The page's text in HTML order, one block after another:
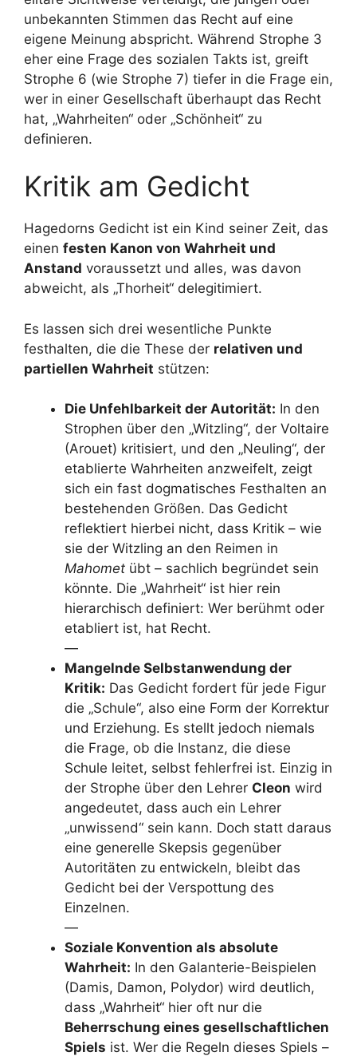
unbekannten Stimmen das Recht auf eine
eigene Meinung abspricht. Während Strophe 3
eher eine Frage des sozialen Takts ist, greift
Strophe 6 (wie Strophe 7) tiefer in die Frage ein,
wer in einer Gesellschaft überhaupt das Recht
hat, „Wahrheiten“ oder „Schönheit“ zu
definieren.
Kritik am Gedicht
Hagedorns Gedicht ist ein Kind seiner Zeit, das
einen festen Kanon von Wahrheit und
Anstand voraussetzt und alles, was davon
abweicht, als „Thorheit“ delegitimiert.
Es lassen sich drei wesentliche Punkte
festhalten, die die These der relativen und
partiellen Wahrheit stützen:
Die Unfehlbarkeit der Autorität: In den
Strophen über den „Witzling“, der Voltaire
(Arouet) kritisiert, und den „Neuling“, der
etablierte Wahrheiten anzweifelt, zeigt
sich ein fast dogmatisches Festhalten an
bestehenden Größen. Das Gedicht
reflektiert hierbei nicht, dass Kritik – wie
sie der Witzling an den Reimen in
Mahomet übt – sachlich begründet sein
könnte. Die „Wahrheit“ ist hier rein
hierarchisch definiert: Wer berühmt oder
etabliert ist, hat Recht.
—
Mangelnde Selbstanwendung der
Kritik: Das Gedicht fordert für jede Figur
die „Schule“, also eine Form der Korrektur
und Erziehung. Es stellt jedoch niemals
die Frage, ob die Instanz, die diese
Schule leitet, selbst fehlerfrei ist. Einzig in
der Strophe über den Lehrer Cleon wird
angedeutet, dass auch ein Lehrer
„unwissend“ sein kann. Doch statt daraus
eine generelle Skepsis gegenüber
Autoritäten zu entwickeln, bleibt das
Gedicht bei der Verspottung des
Einzelnen.
—
Soziale Konvention als absolute
Wahrheit: In den Galanterie-Beispielen
(Damis, Damon, Polydor) wird deutlich,
dass „Wahrheit“ hier oft nur die
Beherrschung eines gesellschaftlichen
Spiels ist. Wer die Regeln dieses Spiels –